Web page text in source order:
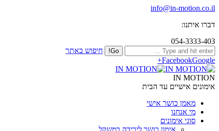
info@in-motion.co.il
דברו איתנו:
054-3333-403
חיפוש באתר
FacebookGoogle+
IN MOTION
אימונים אישיים עד הבית
מאמן כושר אישי
מי אנחנו
סוגי אימונים
אימון כושר לירידה במשקל